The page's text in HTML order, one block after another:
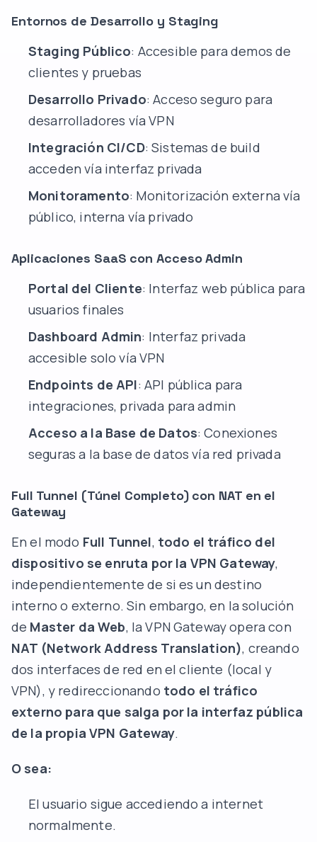
Entornos de Desarrollo y Staging
Staging Público: Accesible para demos de
clientes y pruebas
Desarrollo Privado: Acceso seguro para
desarrolladores vía VPN
Integración CI/CD: Sistemas de build
acceden vía interfaz privada
Monitoramento: Monitorización externa vía
público, interna vía privado
Aplicaciones SaaS con Acceso Admin
Portal del Cliente: Interfaz web pública para
usuarios finales
Dashboard Admin: Interfaz privada
accesible solo vía VPN
Endpoints de API: API pública para
integraciones, privada para admin
Acceso a la Base de Datos: Conexiones
seguras a la base de datos vía red privada
Full Tunnel (Túnel Completo) con NAT en el
Gateway
En el modo Full Tunnel, todo el tráfico del
dispositivo se enruta por la VPN Gateway,
independientemente de si es un destino
interno o externo. Sin embargo, en la solución
de Master da Web, la VPN Gateway opera con
NAT (Network Address Translation), creando
dos interfaces de red en el cliente (local y
VPN), y redireccionando todo el tráfico
externo para que salga por la interfaz pública
de la propia VPN Gateway.
O sea:
El usuario sigue accediendo a internet
normalmente.